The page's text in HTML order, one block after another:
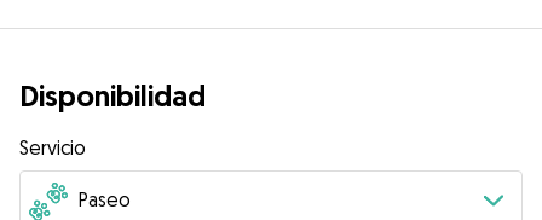
Disponibilidad
Servicio